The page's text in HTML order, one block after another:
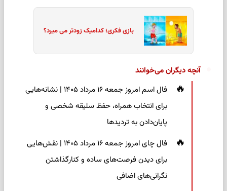
بازی فکری؛ کدامیک زودتر می میرد؟
آنچه دیگران می‌خوانند
فال اسم امروز جمعه ۱۶ مرداد ۱۴۰۵ | نشانه‌هایی
برای انتخاب همراه، حفظ سلیقه شخصی و
پایان‌دادن به تردیدها
فال چای امروز جمعه ۱۶ مرداد ۱۴۰۵ | نقش‌هایی
برای دیدن فرصت‌های ساده و کنارگذاشتن
نگرانی‌های اضافی